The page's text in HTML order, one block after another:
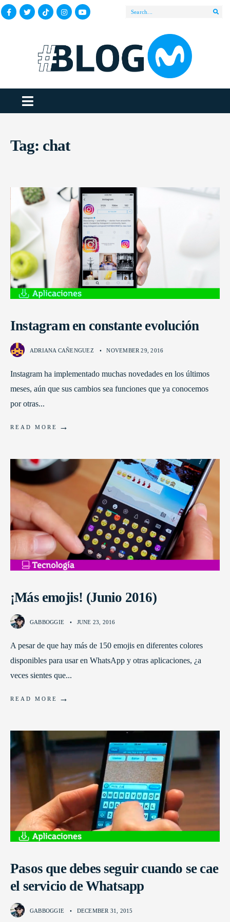
Tag: chat
Instagram en constante evolución
ADRIANA CAÑENGUEZ • NOVEMBER 29, 2016
Instagram ha implementado muchas novedades en los últimos
meses, aún que sus cambios sea funciones que ya conocemos
por otras...
READ MORE →
¡Más emojis! (Junio 2016)
GABBOGGIE • JUNE 23, 2016
A pesar de que hay más de 150 emojis en diferentes colores
disponibles para usar en WhatsApp y otras aplicaciones, ¿a
veces sientes que...
READ MORE →
Pasos que debes seguir cuando se cae
el servicio de Whatsapp
GABBOGGIE • DECEMBER 31, 2015